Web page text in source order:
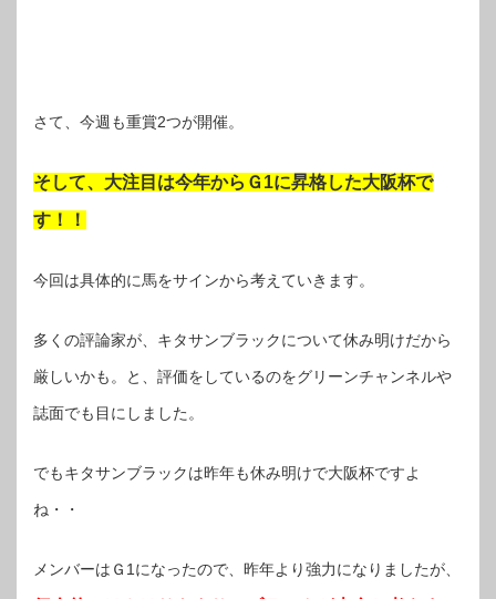
さて、今週も重賞2つが開催。
そして、大注目は今年からＧ1に昇格した大阪杯で
す！！
今回は具体的に馬をサインから考えていきます。
多くの評論家が、キタサンブラックについて休み明けだから
厳しいかも。と、評価をしているのをグリーンチャンネルや
誌面でも目にしました。
でもキタサンブラックは昨年も休み明けで大阪杯ですよ
ね・・
メンバーはＧ1になったので、昨年より強力になりましたが、